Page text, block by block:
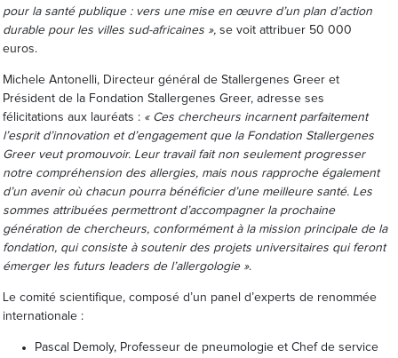
pour la santé publique :vers une mise en œuvre d’un plan d’action
durable pour les villes sud-africaines »,se voit attribuer 50 000
euros.
Michele Antonelli, Directeur général de Stallergenes Greer et
Président de la Fondation Stallergenes Greer, adresse ses
félicitations aux lauréats : « Ces chercheurs incarnent parfaitement
l’esprit d’innovation et d’engagement que la Fondation Stallergenes
Greer veut promouvoir.Leur travail fait non seulement progresser
notre compréhension des allergies, mais nous rapproche également
d’un avenir où chacun pourra bénéficier d’une meilleure santé. Les
sommes attribuées permettront d’accompagner la prochaine
génération de chercheurs, conformément à la mission principale de la
fondation, qui consiste à soutenir des projets universitaires qui feront
émerger les futurs leaders de l’allergologie ».
Le comité scientifique, composé d’un panel d’experts de renommée
internationale :
Pascal Demoly, Professeur de pneumologie et Chef de service